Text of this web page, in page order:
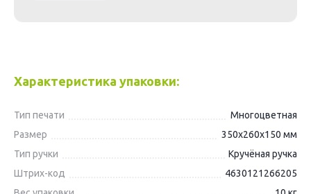
Характеристика упаковки:
Тип печати
Многоцветная
Размер
350х260х150 мм
Тип ручки
Кручёная ручка
Штрих-код
4630121266205